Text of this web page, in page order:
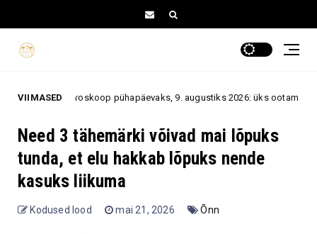
VIIMASEDpühapäevaks, 9. augustiks 2026: üks ootamatu vestlus või
Need 3 tähemärki võivad mai lõpuks
tunda, et elu hakkab lõpuks nende
kasuks liikuma
Kodused lood mai 21, 2026 Õnn